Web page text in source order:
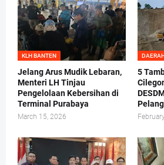
KLH BANTEN
Jelang Arus Mudik Lebaran,
Menteri LH Tinjau
Pengelolaan Kebersihan di
Terminal Purabaya
March 15, 2026
5